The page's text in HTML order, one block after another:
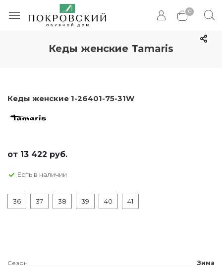
0
Кеды женские Tamaris
Кеды женские 1-26401-75-31W
от 13 422 руб.
Есть в наличии
36 37 38 39 40 41
Сезон Зима